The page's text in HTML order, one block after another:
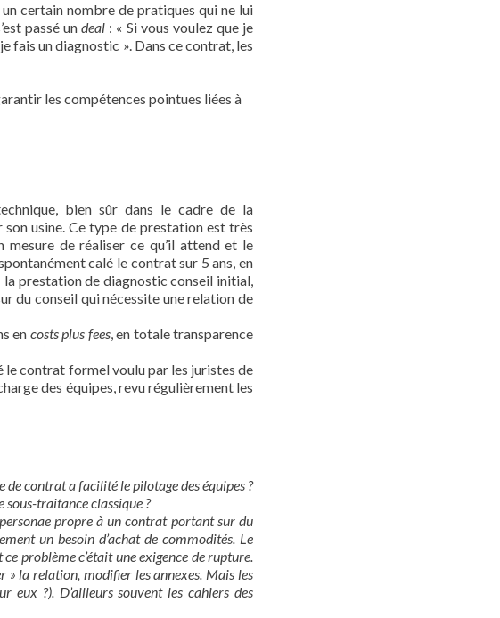
certain nombre de pratiques qui ne lui
passé undeal : « Si vous voulez que je
fais un diagnostic ». Dans ce contrat, les
les compétences pointues liées à
bien sûr dans le cadre de la
usine. Ce type de prestation est très
mesure de réaliser ce qu’il attend et le
calé le contrat sur 5 ans, en
la prestation de diagnostic conseil initial,
du conseil qui nécessite une relation de
en costs plus fees, en totale transparence
le contrat formel voulu par les juristes de
des équipes, revu régulièrement les
contrat a facilité le pilotage des équipes ?
sous-traitance classique ?
propre à un contrat portant sur du
un besoin d’achat de commodités. Le
problème c’était une exigence de rupture.
» la relation, modifier les annexes. Mais les
eux ?). D’ailleurs souvent les cahiers des